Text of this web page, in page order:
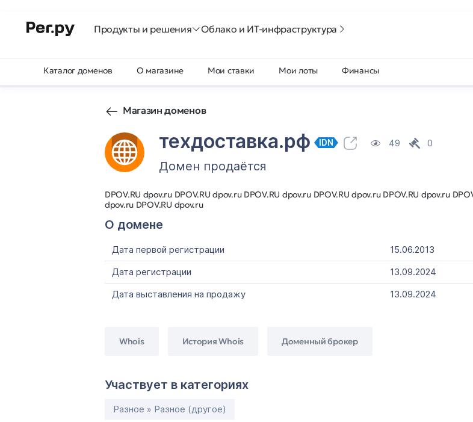
Продукты и решения Облако и ИТ-инфраструктура
Каталог доменов О магазине Мои ставки Мои лоты Финансы
Магазин доменов
техдоставка.рф IDN 49 0
Домен продаётся
DPOV.RU dpov.ru DPOV.RU dpov.ru DPOV.RU dpov.ru DPOV.RU dpov.ru DPOV.RU dpov.ru
dpov.ru DPOV.RU dpov.ru
О домене
Дата первой регистрации
15.06.2013
Дата регистрации
13.09.2024
Дата выставления на продажу
13.09.2024
Whois История Whois Доменный брокер
Участвует в категориях
Разное » Разное (другое)